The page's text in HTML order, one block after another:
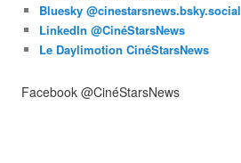
Bluesky @cinestarsnews.bsky.social‬
LinkedIn @CinéStarsNews
Le Daylimotion CinéStarsNews
Facebook @CinéStarsNews